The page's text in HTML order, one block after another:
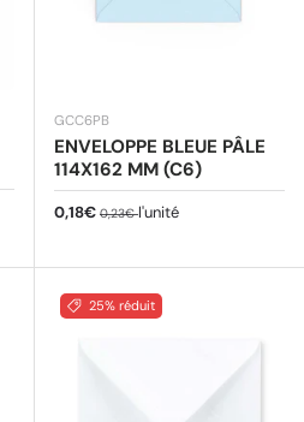
GCC6PB
ENVELOPPE BLEUE PÂLE
114X162 MM (C6)
Prix soldé
0,18€ Prix habituel
0,23€l'unité
25% réduit